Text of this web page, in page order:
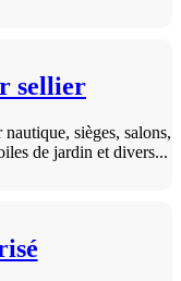
sellier
sièges, salons,
de jardin et divers...